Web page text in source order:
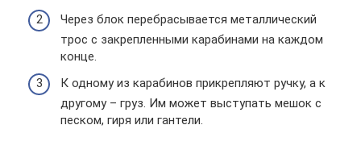
Через блок перебрасывается металлический
трос с закрепленными карабинами на каждом
конце.
К одному из карабинов прикрепляют ручку, а к
другому – груз. Им может выступать мешок с
песком, гиря или гантели.